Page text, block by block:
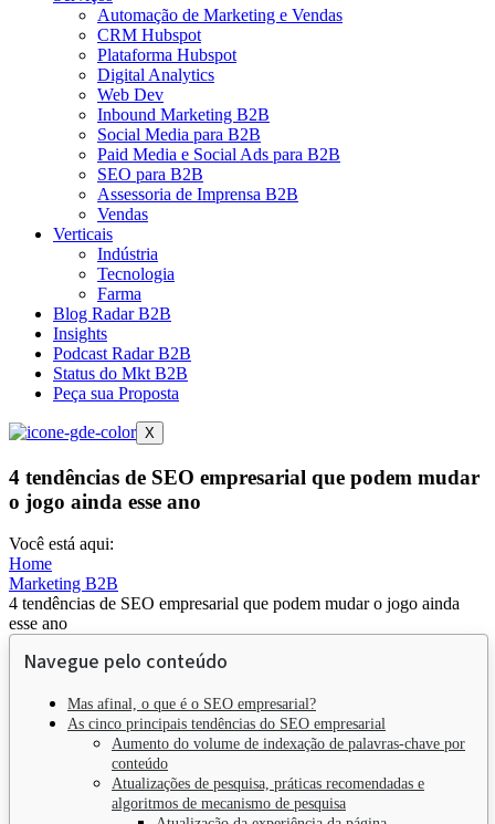
Automação de Marketing e Vendas
CRM Hubspot
Plataforma Hubspot
Digital Analytics
Web Dev
Inbound Marketing B2B
Social Media para B2B
Paid Media e Social Ads para B2B
SEO para B2B
Assessoria de Imprensa B2B
Vendas
Verticais
Indústria
Tecnologia
Farma
Blog Radar B2B
Insights
Podcast Radar B2B
Status do Mkt B2B
Peça sua Proposta
X
4 tendências de SEO empresarial que podem mudar
o jogo ainda esse ano
Você está aqui:
Home
Marketing B2B
4 tendências de SEO empresarial que podem mudar o jogo ainda
esse ano
Navegue pelo conteúdo
Mas afinal, o que é o SEO empresarial?
As cinco principais tendências do SEO empresarial
Aumento do volume de indexação de palavras-chave por
conteúdo
Atualizações de pesquisa, práticas recomendadas e
algoritmos de mecanismo de pesquisa